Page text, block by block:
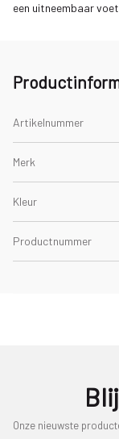
een uitneembaar
Artikelnummer
Merk
Kleur
Productnummer
Onze nieuwste